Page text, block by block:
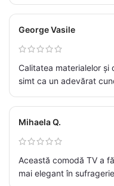
George Vasile
Calitatea materialelor și
simt ca un adevărat
Mihaela Q.
Această comodă TV a
mai elegant în